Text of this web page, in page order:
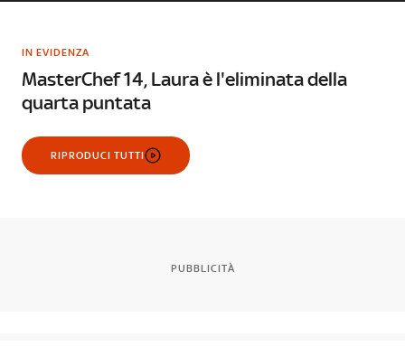
IN EVIDENZA
MasterChef 14, Laura è l'eliminata della
quarta puntata
RIPRODUCI TUTTI
PUBBLICITÀ